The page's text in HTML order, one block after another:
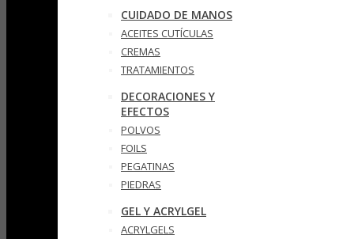
CUIDADO DE MANOS
ACEITES CUTÍCULAS
CREMAS
TRATAMIENTOS
DECORACIONES Y
EFECTOS
POLVOS
FOILS
PEGATINAS
PIEDRAS
GEL Y ACRYLGEL
ACRYLGELS